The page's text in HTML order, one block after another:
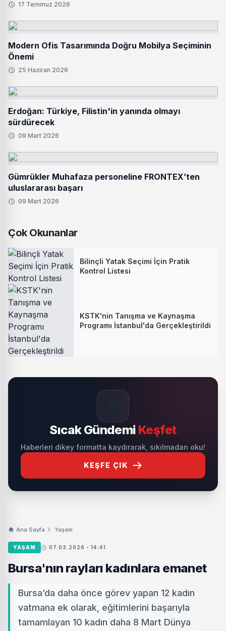
17 Temmuz 2026
Modern Ofis Tasarımında Doğru Mobilya Seçiminin
Önemi
25 Haziran 2026
Erdoğan: Türkiye, Filistin'in yanında olmayı
sürdürecek
09 Mart 2026
Gümrükler Muhafaza personeline FRONTEX’ten
uluslararası başarı
09 Mart 2026
Çok Okunanlar
Bilinçli Yatak Seçimi İçin Pratik
Kontrol Listesi
KSTK'nin Tanışma ve Kaynaşma
Programı İstanbul'da Gerçekleştirildi
Sıcak Gündemi Keşfet
Haberleri dikey formatta kaydırarak, sıkılmadan oku!
KEŞFE ÇIK
Ana Sayfa Yaşam
YAŞAM 07.03.2026 - 14:41
Bursa'nın rayları kadınlara emanet
Bursa’da daha önce görev yapan 12 kadın
vatmana ek olarak, eğitimlerini başarıyla
tamamlayan 10 kadın daha 8 Mart Dünya